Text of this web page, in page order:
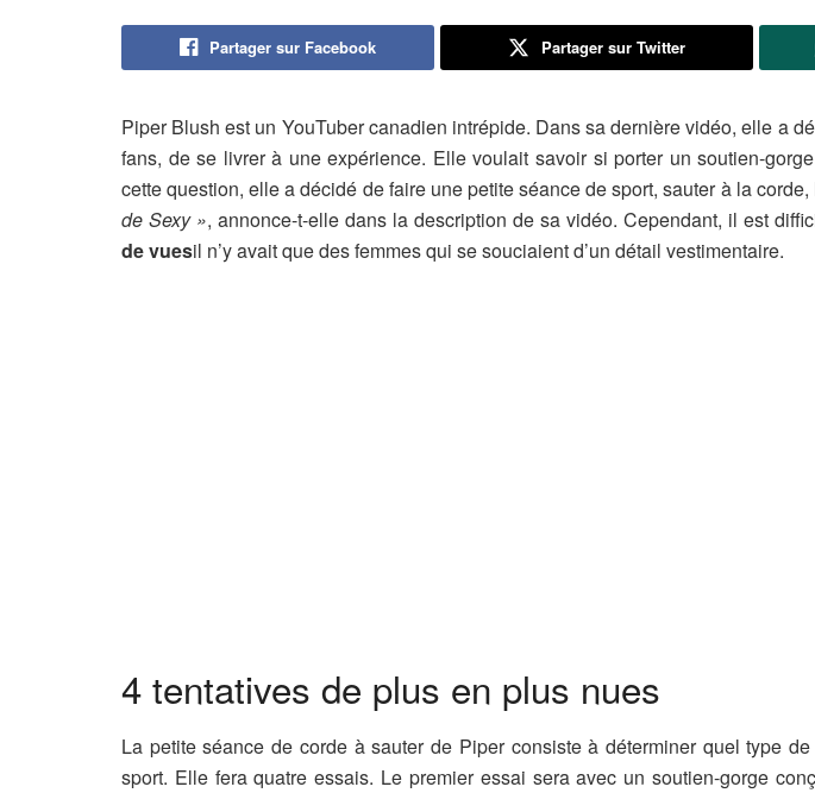
Partager sur Facebook Partager sur Twitter
Piper Blush est un YouTuber canadien intrépide. Dans sa dernière vidéo, elle a
fans, de se livrer à une expérience. Elle voulait savoir si porter un soutien-
cette question, elle a décidé de faire une petite séance de sport, sauter à la
de Sexy », annonce-t-elle dans la description de sa vidéo. Cependant, il est
de vuesil n’y avait que des femmes qui se souciaient d’un détail vestimentaire.
4 tentatives de plus en plus nues
La petite séance de corde à sauter de Piper consiste à déterminer quel type
sport. Elle fera quatre essais. Le premier essai sera avec un soutien-gorge